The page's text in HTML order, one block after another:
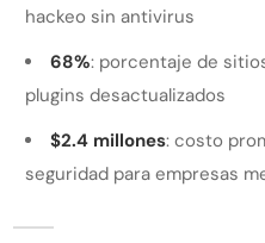
hackeo sin antivirus
68%: porcentaje de
plugins desactualizados
$2.4 millones: costo
seguridad para empresas